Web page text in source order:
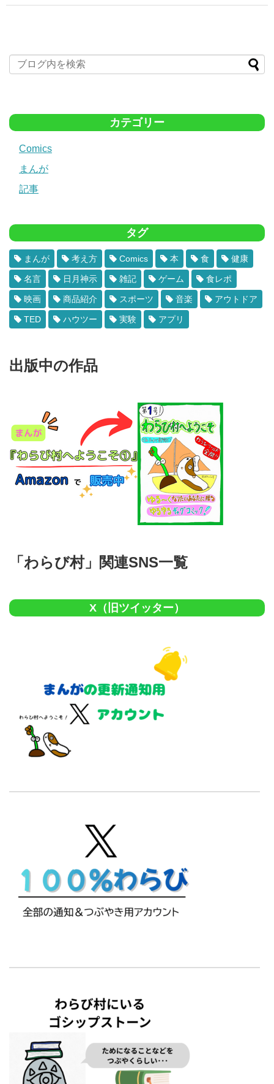
カテゴリー
Comics
まんが
記事
タグ
まんが 考え方 Comics 本 食 健康
名言 日月神示 雑記 ゲーム 食レポ
映画 商品紹介 スポーツ 音楽 アウトドア
TED ハウツー 実験 アプリ
出版中の作品
「わらび村」関連SNS一覧
X（旧ツイッター）